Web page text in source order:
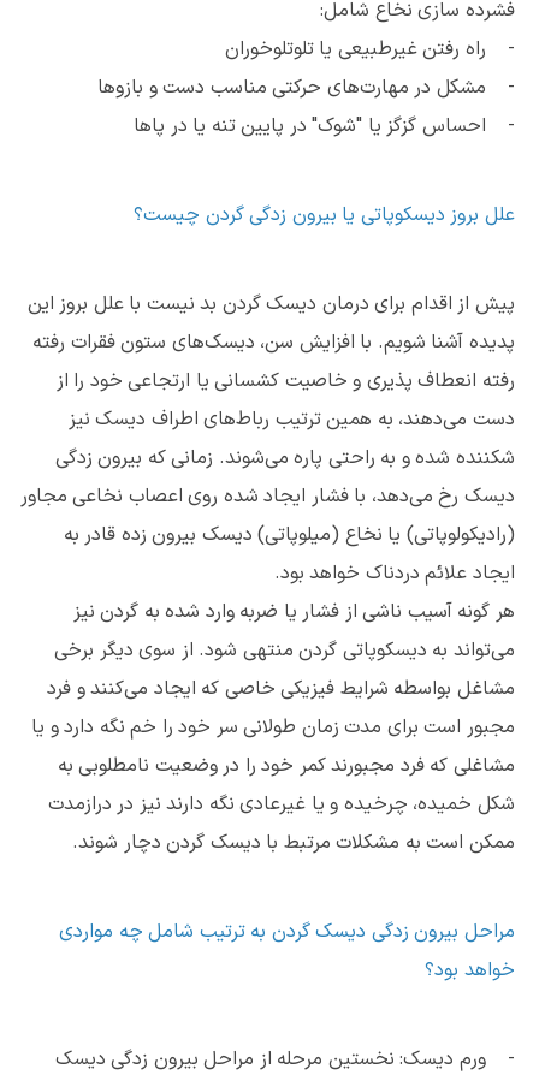
فشرده سازی نخاع شامل:
- راه رفتن غیرطبیعی یا تلوتلوخوران
- مشکل در مهارت‌های حرکتی مناسب دست و بازوها
- احساس گزگز یا "شوک" در پایین تنه یا در پاها
علل بروز دیسکوپاتی یا بیرون زدگی گردن چیست؟
پیش از اقدام برای درمان دیسک گردن بد نیست با علل بروز این
پدیده آشنا شویم. با افزایش سن، دیسک‌های ستون فقرات رفته
رفته انعطاف پذیری و خاصیت کشسانی یا ارتجاعی خود را از
دست می‌دهند، به همین ترتیب رباط‌های اطراف دیسک نیز
شکننده شده و به راحتی پاره می‌شوند. زمانی که بیرون زدگی
دیسک رخ می‌دهد، با فشار ایجاد شده روی اعصاب نخاعی مجاور
(رادیکولوپاتی) یا نخاع (میلوپاتی) دیسک بیرون زده قادر به
ایجاد علائم دردناک خواهد بود.
هر گونه آسیب ناشی از فشار یا ضربه وارد شده به گردن نیز
می‌تواند به دیسکوپاتی گردن منتهی شود. از سوی دیگر برخی
مشاغل بواسطه شرایط فیزیکی خاصی که ایجاد می‌کنند و فرد
مجبور است برای مدت زمان طولانی سر خود را خم نگه دارد و یا
مشاغلی که فرد مجبورند کمر خود را در وضعیت نامطلوبی به
شکل خمیده، چرخیده و یا غیرعادی نگه دارند نیز در درازمدت
ممکن است به مشکلات مرتبط با دیسک گردن دچار شوند.
مراحل بیرون زدگی دیسک گردن به ترتیب شامل چه مواردی
خواهد بود؟
- ورم دیسک: نخستین مرحله از مراحل بیرون زدگی دیسک